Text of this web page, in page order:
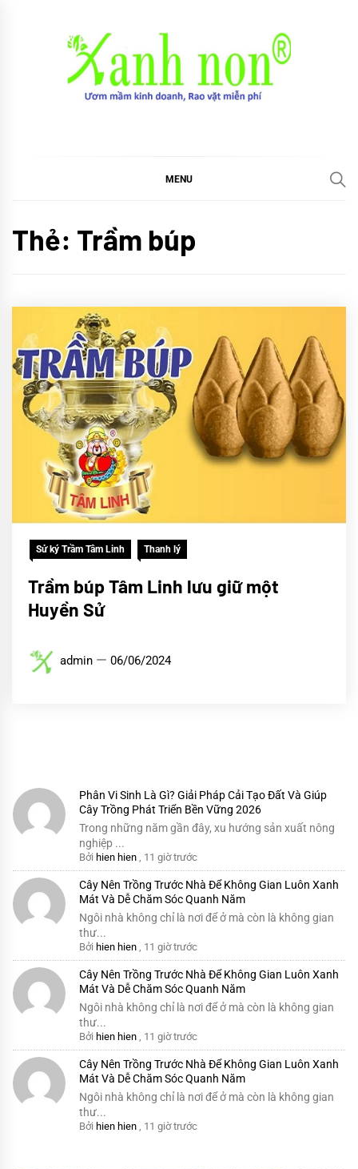
MENU
Thẻ: Trầm búp
Sử ký Trầm Tâm Linh Thanh lý
Trầm búp Tâm Linh lưu giữ một
Huyền Sử
admin 06/06/2024
Phân Vi Sinh Là Gì? Giải Pháp Cải Tạo Đất Và Giúp
Cây Trồng Phát Triển Bền Vững 2026
Trong những năm gần đây, xu hướng sản xuất nông
nghiệp ...
Bởi hien hien , 11 giờ trước
Cây Nên Trồng Trước Nhà Để Không Gian Luôn Xanh
Mát Và Dễ Chăm Sóc Quanh Năm
Ngôi nhà không chỉ là nơi để ở mà còn là không gian
thư...
Bởi hien hien , 11 giờ trước
Cây Nên Trồng Trước Nhà Để Không Gian Luôn Xanh
Mát Và Dễ Chăm Sóc Quanh Năm
Ngôi nhà không chỉ là nơi để ở mà còn là không gian
thư...
Bởi hien hien , 11 giờ trước
Cây Nên Trồng Trước Nhà Để Không Gian Luôn Xanh
Mát Và Dễ Chăm Sóc Quanh Năm
Ngôi nhà không chỉ là nơi để ở mà còn là không gian
thư...
Bởi hien hien , 11 giờ trước